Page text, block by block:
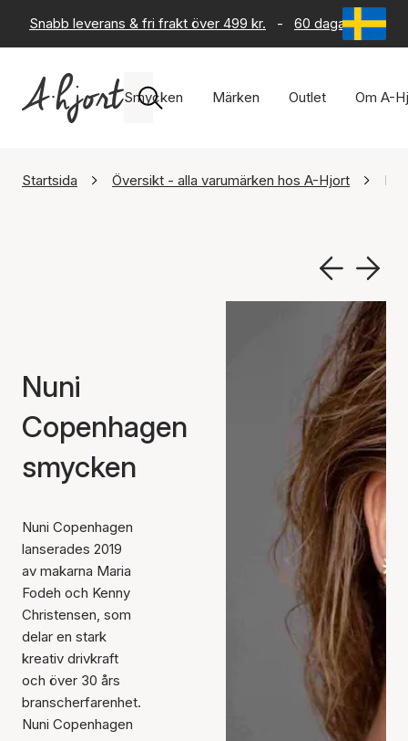
Snabb leverans & fri frakt över 499 kr. - 60 dagars
Smycken Märken Outlet Om A-
Startsida Översikt - alla varumärken hos A-Hjort
Nuni
Copenhagen
smycken
Nuni Copenhagen
lanserades 2019
av makarna Maria
Fodeh och Kenny
Christensen, som
delar en stark
kreativ drivkraft
och över 30 års
branscherfarenhet.
Nuni Copenhagen